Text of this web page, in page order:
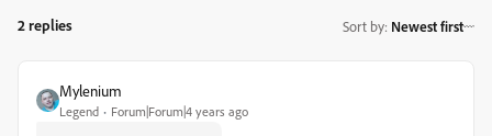
2 replies Sort by: Newest first
Mylenium
Legend Forum|Forum|4 years ago